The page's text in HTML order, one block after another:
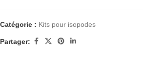
Catégorie : Kits pour isopodes
Partager: